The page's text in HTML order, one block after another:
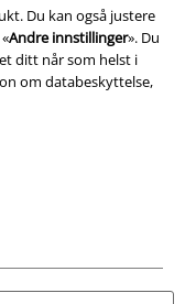
Du kan også justere
Andre innstillinger». Du
ditt når som helst i
om databeskyttelse,
ikke inkludert.